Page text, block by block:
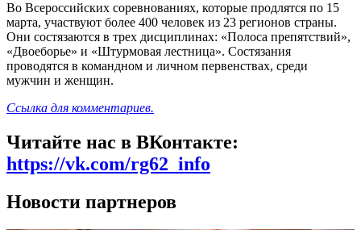
Во Всероссийских соревнованиях, которые продлятся по 15
марта, участвуют более 400 человек из 23 регионов страны.
Они состязаются в трех дисциплинах: «Полоса препятствий»,
«Двоеборье» и «Штурмовая лестница». Состязания
проводятся в командном и личном первенствах, среди
мужчин и женщин.
Ссылка для комментариев.
Читайте нас в ВКонтакте:
https://vk.com/rg62_info
Новости партнеров